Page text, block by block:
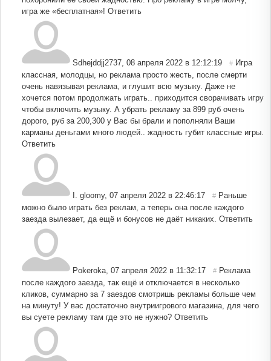
игра же «бесплатная»! Ответить
Sdhejddjj2737 08 апреля 2022 в 12:12:19 # Игра
классная, молодцы, но реклама просто жесть, после смерти
очень навязывая реклама, и глушит всю музыку. Даже не
хочется потом продолжать играть.. приходится сворачивать игру
чтобы включить музыку. А убрать рекламу за 899 руб очень
дорого, руб за 200,300 у Вас бы брали и пополняли Ваши
карманы деньгами много людей.. жадность губит классные игры.
Ответить
I. gloomy, 07 апреля 2022 в 22:46:17 # Раньше
можно было играть без реклам, а теперь она после каждого
заезда вылезает, да ещё и бонусов не даёт никаких. Ответить
Pokeroka 07 апреля 2022 в 11:32:17 # Реклама
после каждого заезда, так ещё и отключается в несколько
кликов, суммарно за 7 заездов смотришь рекламы больше чем
на минуту! У вас достаточно внутриигрового магазина, для чего
вы суете рекламу там где это не нужно? Ответить